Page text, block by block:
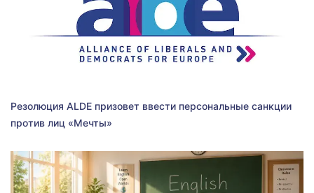
Резолюция ALDE призовет ввести персональные санкции
против лиц «Мечты»